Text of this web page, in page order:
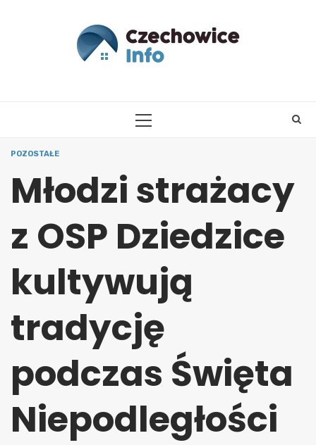
PRIMARY
POZOSTAŁE
Młodzi strażacy
z OSP Dziedzice
kultywują
tradycję
podczas Święta
Niepodległości